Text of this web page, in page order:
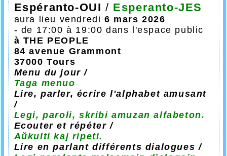
Espéranto-OUI / Esperanto-JES
aura lieu vendredi 6 mars 2026
- de 17:00 à 19:00 dans l'espace public
à THE PEOPLE
84 avenue Grammont
37000 Tours
Menu du jour /
Taga menuo
Lire, parler, écrire l'alphabet amusant
/
Legi, paroli, skribi amuzan alfabeton.
Ecouter et répéter /
Aŭkulti kaj ripeti.
Lire en parlant différents dialogues /